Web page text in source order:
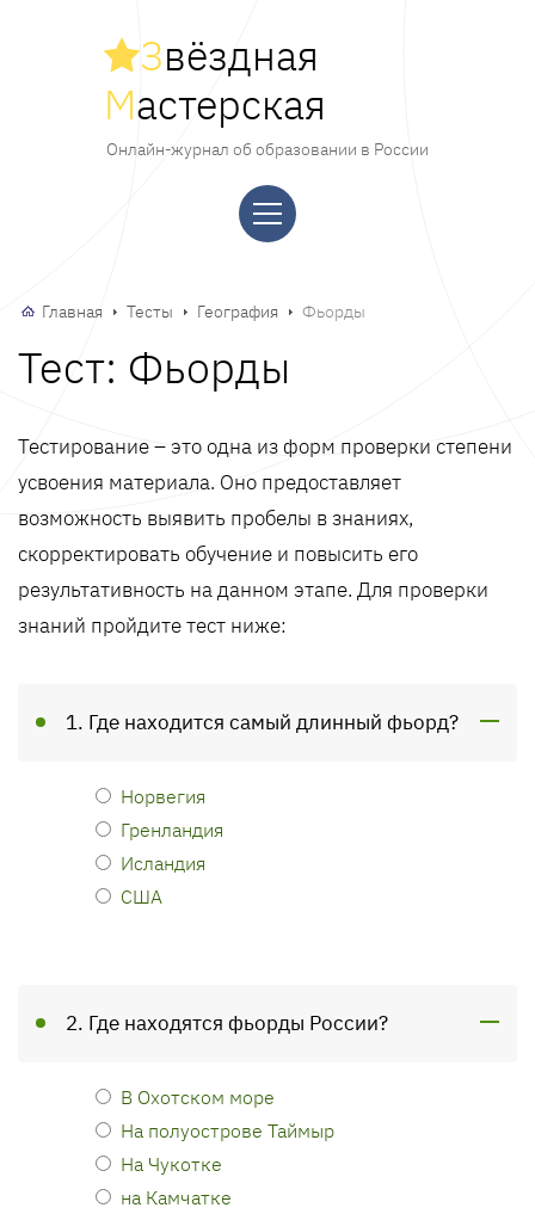
Звёздная
Мастерская
Онлайн-журнал об образовании в России
Главная Тесты География Фьорды
Тест: Фьорды
Тестирование – это одна из форм проверки степени
усвоения материала. Оно предоставляет
возможность выявить пробелы в знаниях,
скорректировать обучение и повысить его
результативность на данном этапе. Для проверки
знаний пройдите тест ниже:
1. Где находится самый длинный фьорд?
Норвегия
Гренландия
Исландия
США
2. Где находятся фьорды России?
В Охотском море
На полуострове Таймыр
На Чукотке
на Камчатке